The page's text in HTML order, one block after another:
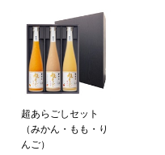
超あらごしセット
（みかん・もも・り
んご）